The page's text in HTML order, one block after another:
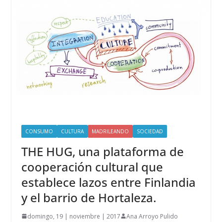
CONSUMO CULTURA MADRILEANDO SOCIEDAD
THE HUG, una plataforma de
cooperación cultural que
establece lazos entre Finlandia
y el barrio de Hortaleza.
domingo, 19 | noviembre | 2017 Ana Arroyo Pulido